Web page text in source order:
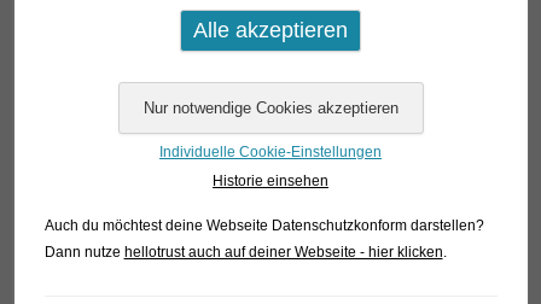
Individuelle Cookie-Einstellungen
Historie einsehen
Auch du möchtest deine Webseite Datenschutzkonform darstellen?
Dann nutze hellotrust auch auf deiner Webseite - hier klicken